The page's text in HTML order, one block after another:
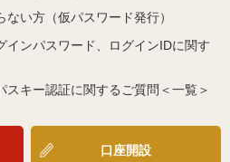
い方（仮パスワード発行）
インパスワード、ログインIDに関す
スキー認証に関するご質問＜一覧＞
口座開設